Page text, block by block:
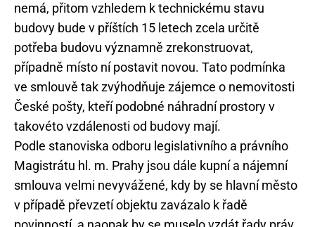
nemá, přitom vzhledem k technickému stavu
budovy bude v příštích 15 letech zcela určitě
potřeba budovu významně zrekonstruovat,
případně místo ní postavit novou. Tato podmínka
ve smlouvě tak zvýhodňuje zájemce o nemovitosti
České pošty, kteří podobné náhradní prostory v
takovéto vzdálenosti od budovy mají.
Podle stanoviska odboru legislativního a právního
Magistrátu hl. m. Prahy jsou dále kupní a nájemní
smlouva velmi nevyvážené, kdy by se hlavní město
v případě převzetí objektu zavázalo k řadě